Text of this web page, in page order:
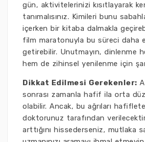
gün, aktivitelerinizi kısıtlayarak
tanımalısınız. Kimileri bunu
içerken bir kitaba dalmakla
film maratonuyla bu süreci daha
getirebilir. Unutmayın, dinlenme
hem de zihinsel yenilenme için
Dikkat Edilmesi Gerekenler:
sonrası zamanla hafif ila orta
olabilir. Ancak, bu ağrıları
doktorunuz tarafından verilecektir.
arttığını hissederseniz, mutlaka